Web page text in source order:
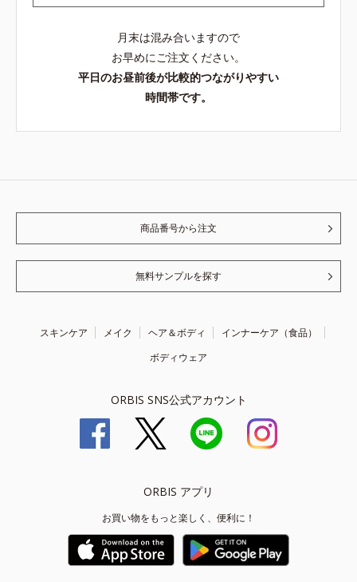
月末は混み合いますので
お早めにご注文ください。
平日のお昼前後が比較的つながりやすい
時間帯です。
商品番号から注文
無料サンプルを探す
スキンケア メイク ヘア＆ボディ
インナーケア（食品）
ボディウェア
ORBIS SNS公式アカウント
ORBIS アプリ
お買い物をもっと楽しく、便利に！